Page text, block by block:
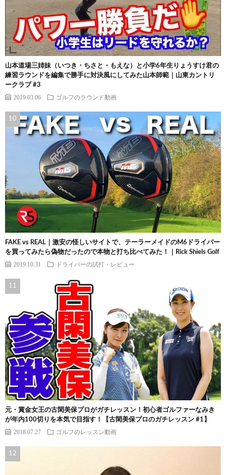
山本道場三姉妹（いつき・ちさと・もえな）と小学6年生りょうすけ君の
練習ラウンドを編集で勝手に対決風にしてみた山本師範｜山東カントリ
ークラブ #3
2019.03.06 ゴルフのラウンド動画
FAKE vs REAL｜激安の怪しいサイトで、テーラーメイドのM6ドライバー
を買ってみたら偽物だったので本物と打ち比べてみた！｜Rick Shiels Golf
2019.10.31 ドライバーの試打・レビュー
元・賞金女王の古閑美保プロがガチレッスン！初心者ゴルファーなみき
が年内100切りを本気で目指す！【古閑美保プロのガチレッスン #1】
2018.07.27 ゴルフのレッスン動画